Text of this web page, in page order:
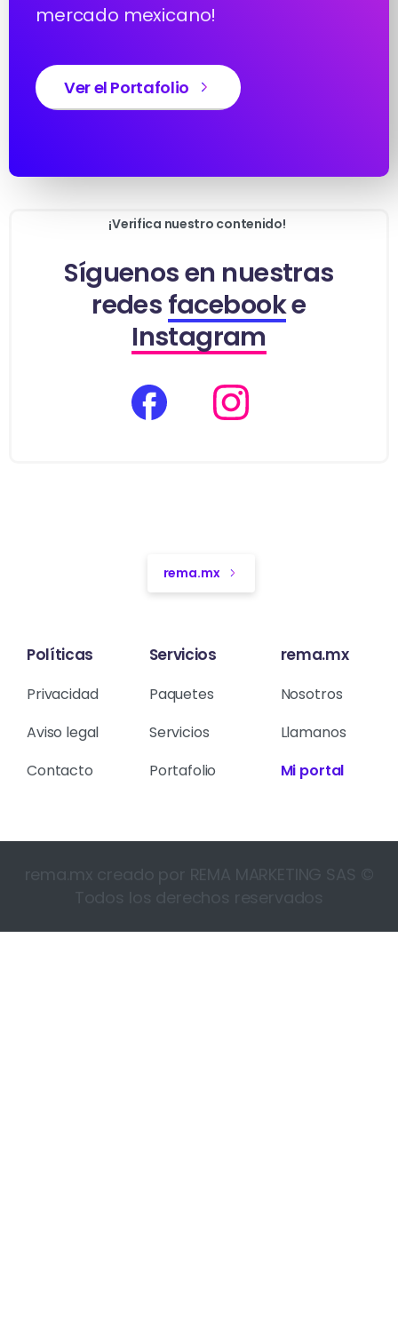
mercado mexicano!
Ver el Portafolio
¡Verifica nuestro contenido!
Síguenos en nuestras
redes facebooke
Instagram
rema.mx
Políticas
Privacidad
Aviso legal
Contacto
Servicios
Paquetes
Servicios
Portafolio
rema.mx
Nosotros
Llamanos
Mi portal
rema.mx creado por REMA MARKETING SAS ©
Todos los derechos reservados